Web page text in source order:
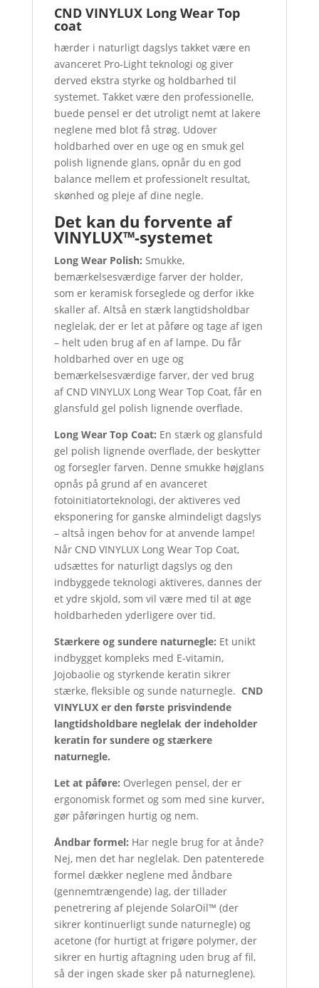
CND VINYLUX Long Wear Top
coat
hærder i naturligt dagslys takket være en
avanceret Pro-Light teknologi og giver
derved ekstra styrke og holdbarhed til
systemet. Takket være den professionelle,
buede pensel er det utroligt nemt at lakere
neglene med blot få strøg. Udover
holdbarhed over en uge og en smuk gel
polish lignende glans, opnår du en god
balance mellem et professionelt resultat,
skønhed og pleje af dine negle.
Det kan du forvente af
VINYLUX™-systemet
Long Wear Polish: Smukke,
bemærkelsesværdige farver der holder,
som er keramisk forseglede og derfor ikke
skaller af. Altså en stærk langtidsholdbar
neglelak, der er let at påføre og tage af igen
– helt uden brug af en af lampe. Du får
holdbarhed over en uge og
bemærkelsesværdige farver, der ved brug
af CND VINYLUX Long Wear Top Coat, får en
glansfuld gel polish lignende overflade.
Long Wear Top Coat: En stærk og glansfuld
gel polish lignende overflade, der beskytter
og forsegler farven. Denne smukke højglans
opnås på grund af en avanceret
fotoinitiatorteknologi, der aktiveres ved
eksponering for ganske almindeligt dagslys
– altså ingen behov for at anvende lampe!
Når CND VINYLUX Long Wear Top Coat,
udsættes for naturligt dagslys og den
indbyggede teknologi aktiveres, dannes der
et ydre skjold, som vil være med til at øge
holdbarheden yderligere over tid.
Stærkere og sundere naturnegle: Et unikt
indbygget kompleks med E-vitamin,
Jojobaolie og styrkende keratin sikrer
stærke, fleksible og sunde naturnegle. CND
VINYLUX er den første prisvindende
langtidsholdbare neglelak der indeholder
keratin for sundere og stærkere
naturnegle.
Let at påføre: Overlegen pensel, der er
ergonomisk formet og som med sine kurver,
gør påføringen hurtig og nem.
Åndbar formel: Har negle brug for at ånde?
Nej, men det har neglelak. Den patenterede
formel dækker neglene med åndbare
(gennemtrængende) lag, der tillader
penetrering af plejende SolarOil™ (der
sikrer kontinuerligt sunde naturnegle) og
acetone (for hurtigt at frigøre polymer, der
sikrer en hurtig aftagning uden brug af fil,
så der ingen skade sker på naturneglene).